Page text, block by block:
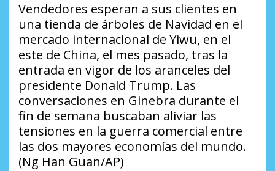
Vendedores esperan a sus clientes en
una tienda de árboles de Navidad en el
mercado internacional de Yiwu, en el
este de China, el mes pasado, tras la
entrada en vigor de los aranceles del
presidente Donald Trump. Las
conversaciones en Ginebra durante el
fin de semana buscaban aliviar las
tensiones en la guerra comercial entre
las dos mayores economías del mundo.
(Ng Han Guan/AP)